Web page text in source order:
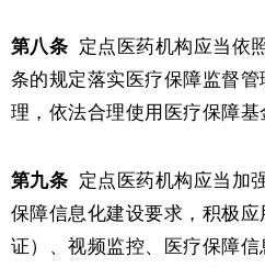
第八条 定点医药机构应当依
条的规定落实医疗保障监督
理，依法合理使用医疗保障基
第九条 定点医药机构应当加
保障信息化建设要求，积极
证）、视频监控、医疗保障